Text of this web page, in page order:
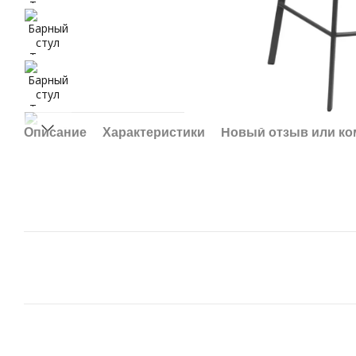
Описание Характеристики Новый отзыв или